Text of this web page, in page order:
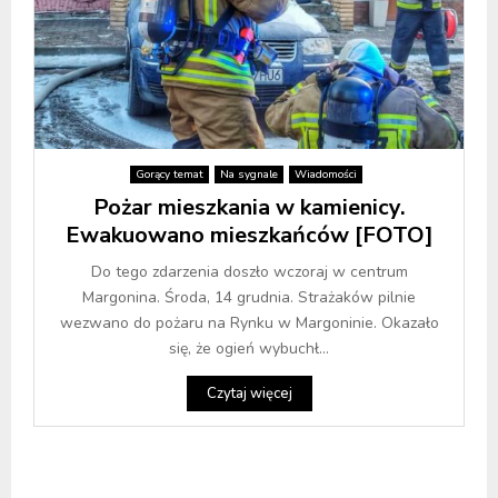
Gorący temat Na sygnale Wiadomości
Pożar mieszkania w kamienicy.
Ewakuowano mieszkańców [FOTO]
Do tego zdarzenia doszło wczoraj w centrum
Margonina. Środa, 14 grudnia. Strażaków pilnie
wezwano do pożaru na Rynku w Margoninie. Okazało
się, że ogień wybuchł...
Czytaj więcej